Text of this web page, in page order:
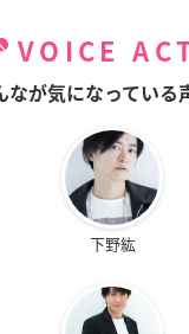
VOICE
なが気になっている
下野紘